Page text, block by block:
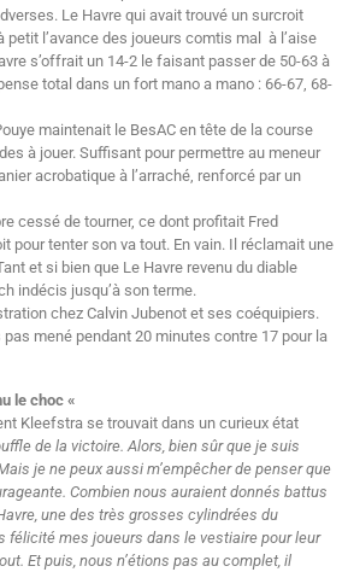
Le Havre qui avait trouvé un surcroit
petit l’avance des joueurs comtis mal à l’aise
s’offrait un 14-2 le faisant passer de 50-63 à
total dans un fort mano a mano : 66-67, 68-
maintenait le BesAC en tête de la course
à jouer. Suffisant pour permettre au meneur
acrobatique à l’arraché, renforcé par un
cessé de tourner, ce dont profitait Fred
pour tenter son va tout. En vain. Il réclamait une
et si bien que Le Havre revenu du diable
indécis jusqu’à son terme.
chez Calvin Jubenot et ses coéquipiers.
pas mené pendant 20 minutes contre 17 pour la
le choc «
Kleefstra se trouvait dans un curieux état
de la victoire. Alors, bien sûr que je suis
je ne peux aussi m’empêcher de penser que
Combien nous auraient donnés battus
une des très grosses cylindrées du
félicité mes joueurs dans le vestiaire pour leur
Et puis, nous n’étions pas au complet, il